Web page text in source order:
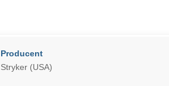
Producent
Stryker (USA)